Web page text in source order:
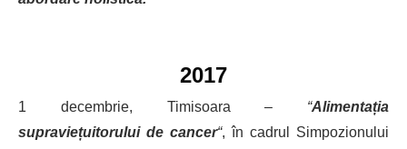
2017
1 decembrie, Timisoara – “Alimentația
supraviețuitorului de cancer“, în cadrul Simpozionului